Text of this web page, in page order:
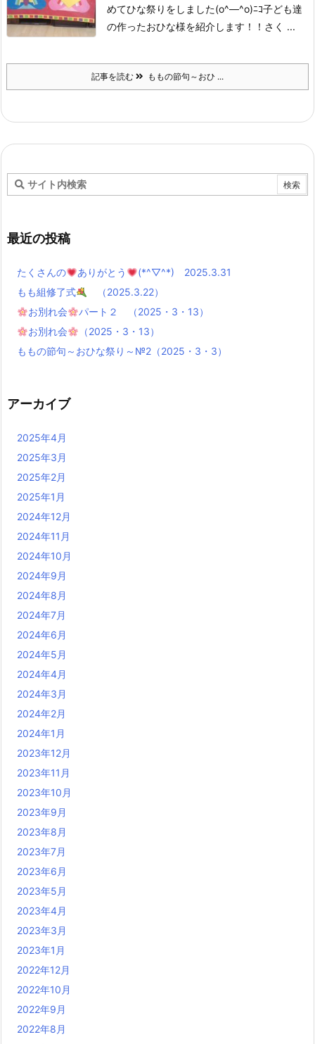
めてひな祭りをしました(o^―^o)ﾆｺ子ども達
の作ったおひな様を紹介します！！ さく ...
記事を読む ももの節句～おひ ...
最近の投稿
たくさんの ありがとう
(*^▽^*) 2025.3.31
もも組修了式
（2025.3.22）
お別れ会
パート２ （2025・3・13）
お別れ会
（2025・3・13）
ももの節句～おひな祭り～№2（2025・3・3）
アーカイブ
2025年4月
2025年3月
2025年2月
2025年1月
2024年12月
2024年11月
2024年10月
2024年9月
2024年8月
2024年7月
2024年6月
2024年5月
2024年4月
2024年3月
2024年2月
2024年1月
2023年12月
2023年11月
2023年10月
2023年9月
2023年8月
2023年7月
2023年6月
2023年5月
2023年4月
2023年3月
2023年1月
2022年12月
2022年10月
2022年9月
2022年8月